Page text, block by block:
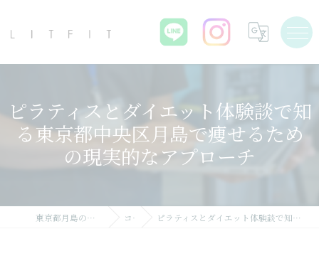
ピラティスとダイエット体験談で知
る東京都中央区月島で痩せるため
の現実的なアプローチ
東京都月島のパーソナルジムならLIT FIT コラム ピラティスとダイエット体験談で知る東京都中央区月島で痩せるための現実的なアプローチ